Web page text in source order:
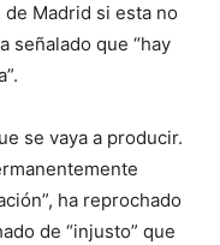
Madrid si esta no
señalado que “hay
se vaya a producir.
ha reprochado
de “injusto” que